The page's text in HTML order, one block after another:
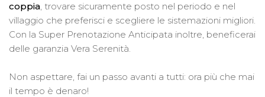
coppia, trovare sicuramente posto nel periodo e nel
villaggio che preferisci e scegliere le sistemazioni migliori.
Con la Super Prenotazione Anticipata inoltre, beneficerai
delle garanzia Vera Serenità.
Non aspettare, fai un passo avanti a tutti: ora più che mai
il tempo è denaro!